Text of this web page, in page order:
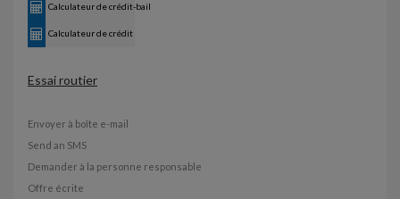
Calculateur de crédit-bail
Calculateur de crédit
Essai routier
Envoyer à boîte e-mail
Send an SMS
Demander à la personne responsable
Offre écrite